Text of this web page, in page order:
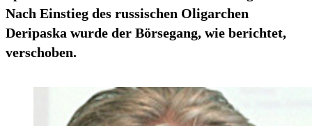
Nach Einstieg des russischen Oligarchen
Deripaska wurde der Börsegang, wie berichtet,
verschoben.